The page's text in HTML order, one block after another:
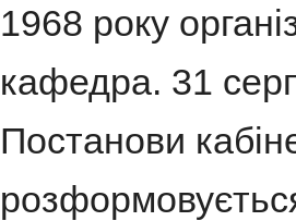
1968 року
кафедра. 31
Постанови